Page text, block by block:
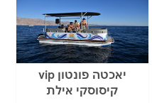
יאכטה פונטון vip
קיסוסקי אילת